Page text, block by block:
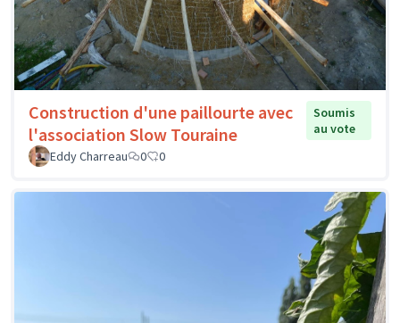
Construction d'une paillourte avec
l'association Slow Touraine
Soumis
au vote
Eddy Charreau
0 0